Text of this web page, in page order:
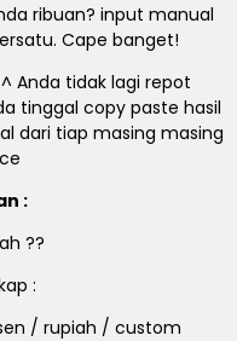
ribuan? input manual
Cape banget!
Anda tidak lagi repot
tinggal copy paste hasil
dari tiap masing masing
:
??
:
/ rupiah / custom